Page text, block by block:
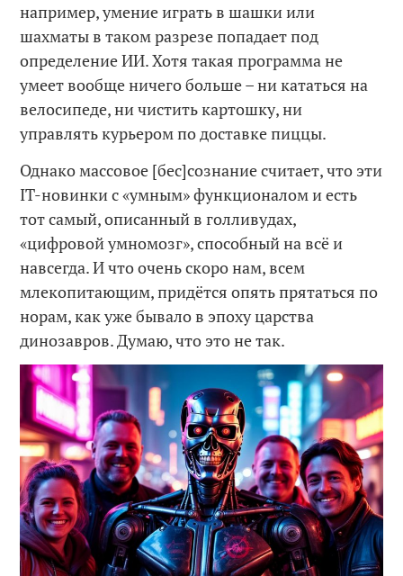
например, умение играть в шашки или
шахматы в таком разрезе попадает под
определение ИИ. Хотя такая программа не
умеет вообще ничего больше – ни кататься на
велосипеде, ни чистить картошку, ни
управлять курьером по доставке пиццы.
Однако массовое [бес]сознание считает, что эти
IT-новинки с «умным» функционалом и есть
тот самый, описанный в голливудах,
«цифровой умномозг», способный на всё и
навсегда. И что очень скоро нам, всем
млекопитающим, придётся опять прятаться по
норам, как уже бывало в эпоху царства
динозавров. Думаю, что это не так.